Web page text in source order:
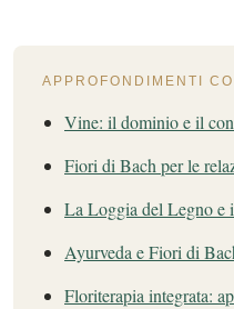
APPROFONDIMENTI
Vine: il dominio e il
Fiori di Bach per le
La Loggia del Legno e
Ayurveda e Fiori di
Floriterapia integrata: